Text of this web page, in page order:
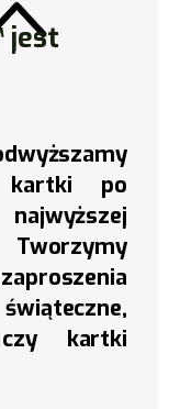
jest
kartki po
zaproszenia
,
kartki